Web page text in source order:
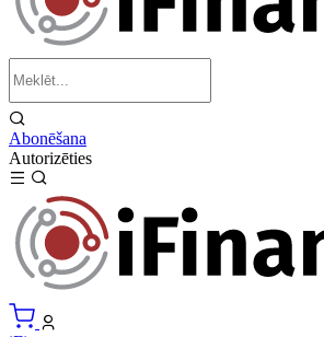
Abonēšana
Autorizēties